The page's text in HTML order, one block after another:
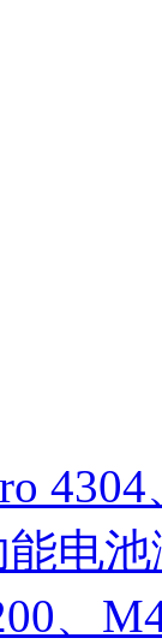
能电
、